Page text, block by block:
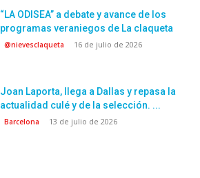
“LA ODISEA” a debate y avance de los
programas veraniegos de La claqueta
@nievesclaqueta 16 de julio de 2026
Joan Laporta, llega a Dallas y repasa la
actualidad culé y de la selección. ...
Barcelona 13 de julio de 2026